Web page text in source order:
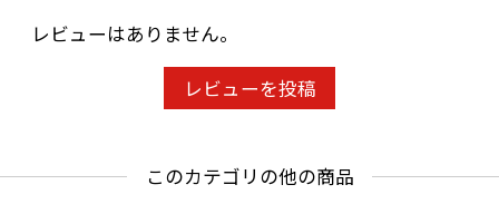
レビューはありません。
レビューを投稿
このカテゴリの他の商品